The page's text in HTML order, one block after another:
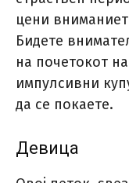
цени
Бидете
на почетокот
импулсивни
да се покаете.
Девица